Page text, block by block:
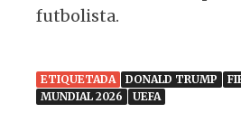
futbolista.
ETIQUETADA DONALD TRUMP
MUNDIAL 2026
UEFA